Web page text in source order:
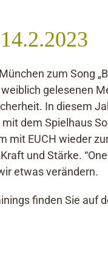
zum Song
gelesenen
In diesem
dem Spielhaus
EUCH wieder
und Stärke.
etwas verändern.
finden Sie auf